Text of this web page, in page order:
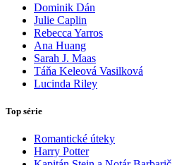
Dominik Dán
Julie Caplin
Rebecca Yarros
Ana Huang
Sarah J. Maas
Táňa Keleová Vasilková
Lucinda Riley
Top série
Romantické úteky
Harry Potter